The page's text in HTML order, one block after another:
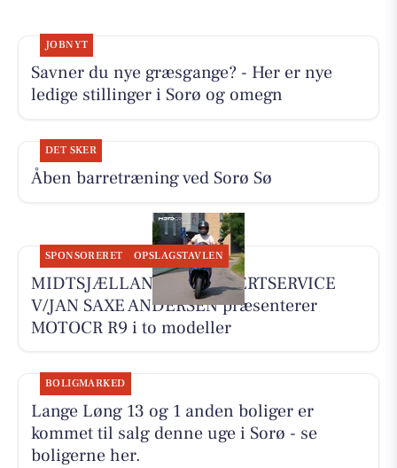
JOBNYT
Savner du nye græsgange? - Her er nye
ledige stillinger i Sorø og omegn
DET SKER
Åben barretræning ved Sorø Sø
SPONSORERET OPSLAGSTAVLEN
MIDTSJÆLLANDS KNALLERTSERVICE
V/JAN SAXE ANDERSEN præsenterer
MOTOCR R9 i to modeller
BOLIGMARKED
Lange Løng 13 og 1 anden boliger er
kommet til salg denne uge i Sorø - se
boligerne her.